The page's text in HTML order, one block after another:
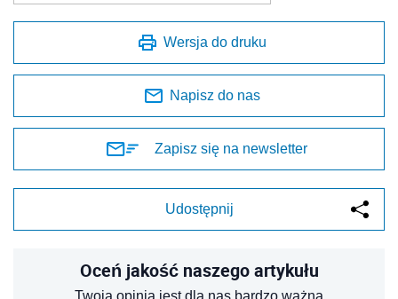
Wersja do druku
Napisz do nas
Zapisz się na newsletter
Udostępnij
Oceń jakość naszego artykułu
Twoja opinia jest dla nas bardzo ważna